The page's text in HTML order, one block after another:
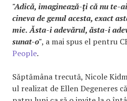
"Adică, imaginează-ți că nu te-
cineva de genul acesta, exact
mie. Ăsta-i adevărul, ăsta-i
sunat-o", a mai spus el pentru
People.
Săptămâna trecută, Nicole
ul realizat de Ellen Degeneres